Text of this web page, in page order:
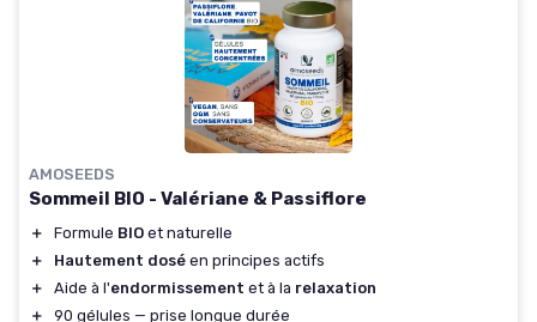
AMOSEEDS
Sommeil BIO - Valériane & Passiflore
＋ Formule BIO et naturelle
＋
Hautement dosé en principes actifs
＋
Aide à l'endormissement et à la relaxation
＋
90 gélules — prise longue durée